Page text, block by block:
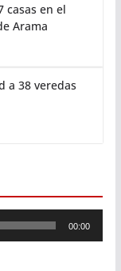
casas en el
Arama
a 38 veredas
00:00